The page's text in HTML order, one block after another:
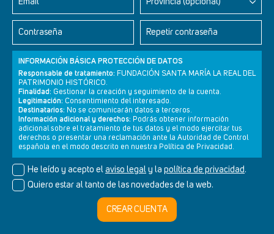
Email Provincia (opcional)
Contraseña Repetir contraseña
INFORMACIÓN BÁSICA PROTECCIÓN DE DATOS
Responsable de tratamiento: FUNDACIÓN SANTA MARÍA LA REAL DEL
PATRIMONIO HISTÓRICO.
Finalidad: Gestionar la creación y seguimiento de la cuenta.
Legitimación: Consentimiento del interesado.
Destinatarios: No se comunicarán datos a terceros.
Información adicional y derechos: Podrás obtener información
adicional sobre el tratamiento de tus datos y el modo ejercitar tus
derechos o presentar una reclamación ante la Autoridad de Control
española en el modo descrito en nuestra Política de Privacidad.
He leído y acepto el aviso legal y la política de privacidad.
Quiero estar al tanto de las novedades de la web.
CREAR CUENTA
Newsletter Aviso legal Política de privacidad Política de cookies
© Cultura+ 2026. Todos los derechos reservados
Diseño web SGM